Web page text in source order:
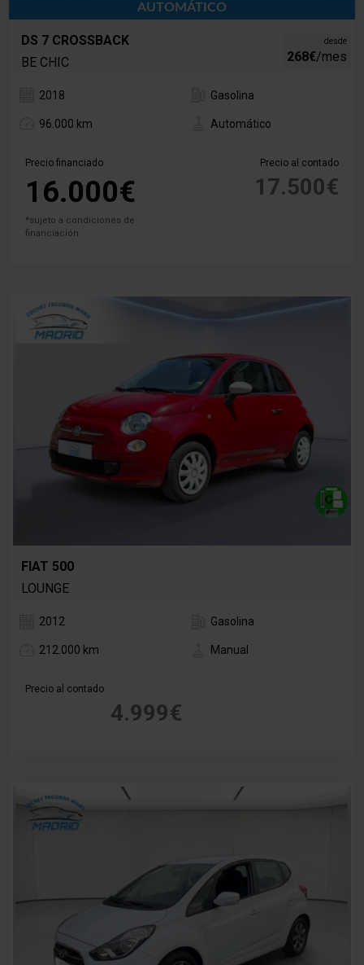
AUTOMÁTICO
DS 7 CROSSBACK
BE CHIC
desde
268€/mes
2018 Gasolina
96.000 km Automático
Precio financiado
16.000€
*sujeto a condiciones de
financiación
Precio al contado
17.500€
FIAT 500
LOUNGE
2012 Gasolina
212.000 km Manual
Precio al contado
4.999€